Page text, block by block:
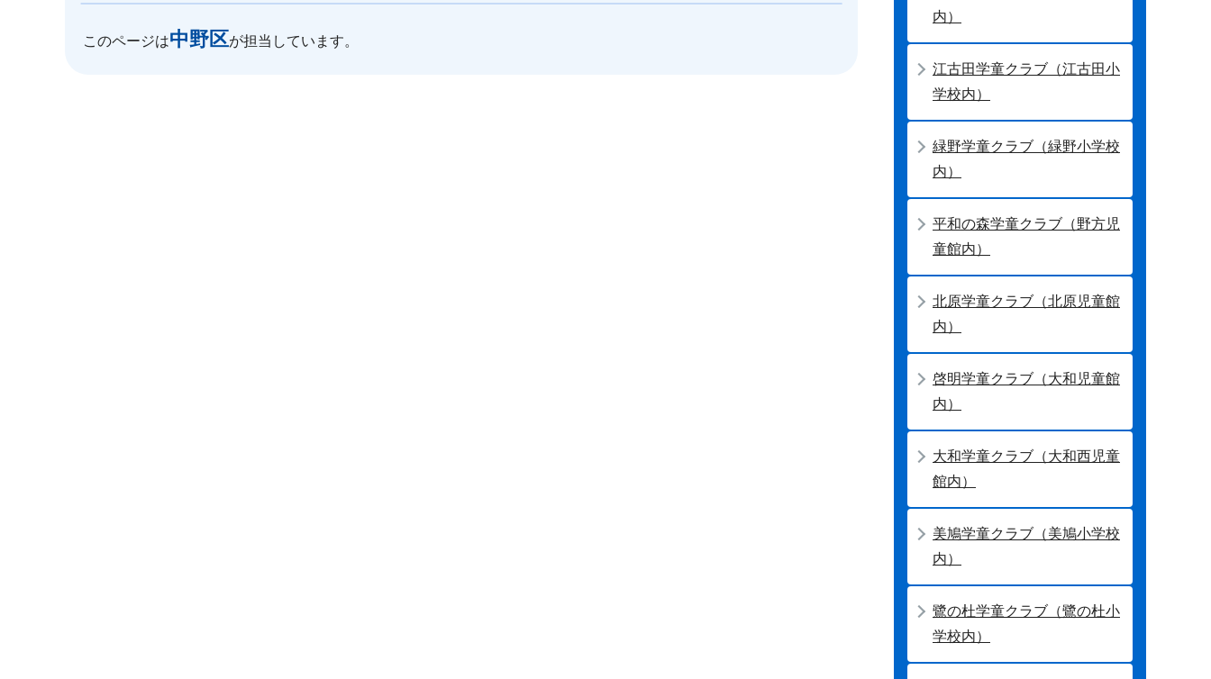
このページは中野区が担当しています。
内）
江古田学童クラブ（江古田小
学校内）
緑野学童クラブ（緑野小学校
内）
平和の森学童クラブ（野方児
童館内）
北原学童クラブ（北原児童館
内）
啓明学童クラブ（大和児童館
内）
大和学童クラブ（大和西児童
館内）
美鳩学童クラブ（美鳩小学校
内）
鷺の杜学童クラブ（鷺の杜小
学校内）